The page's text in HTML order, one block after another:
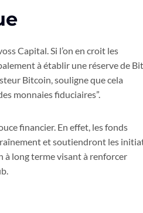
Capital. Si l’on en croit les
à établir une réserve de
Bitcoin, souligne que cela
monnaies fiduciaires”.
financier. En effet, les fonds
et soutiendront les
à long terme visant à renforcer